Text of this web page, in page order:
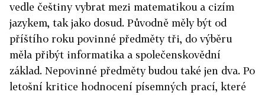
vedle češtiny vybrat mezi matematikou a cizím
jazykem, tak jako dosud. Původně měly být od
příštího roku povinné předměty tři, do výběru
měla přibýt informatika a společenskovědní
základ. Nepovinné předměty budou také jen dva. Po
letošní kritice hodnocení písemných prací, které